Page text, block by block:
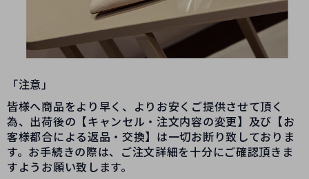
「注意」
皆様へ商品をより早く、よりお安くご提供させて頂く
為、出荷後の【キャンセル・注文内容の変更】及び【お
客様都合による返品・交換】は一切お断り致しておりま
す。お手続きの際は、ご注文詳細を十分にご確認頂きま
すようお願い致します。